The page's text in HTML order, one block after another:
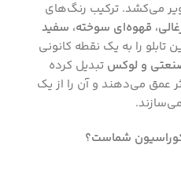
می‌کشد. ترکیب رنگ‌های
قهوه‌ای سوخته، سفید
تابلو را به یک نقطه کانونی
و لوکس تبدیل کرده
عمق می‌دهند و آن را از یک
شماست؟